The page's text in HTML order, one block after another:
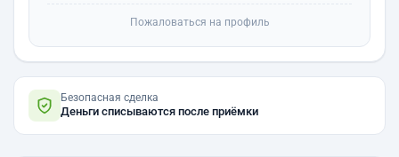
Пожаловаться на профиль
Безопасная сделка
Деньги списываются после приёмки